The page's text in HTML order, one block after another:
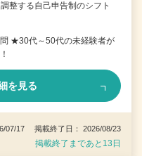
整する自己申告制のシフト
★30代～50代の未経験者が
を見る
07/17 掲載終了日： 2026/08/23
掲載終了まであと13日